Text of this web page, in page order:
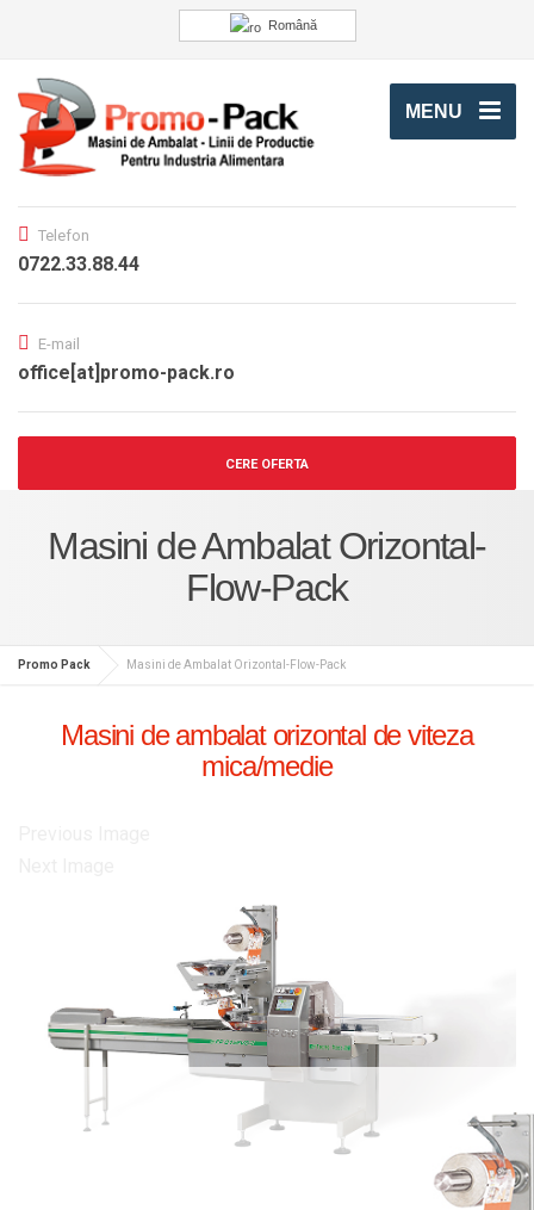
Română
MENU
Telefon
0722.33.88.44
E-mail
office[at]promo-pack.ro
CERE OFERTA
Masini de Ambalat Orizontal-
Flow-Pack
Promo Pack Masini de Ambalat Orizontal-Flow-Pack
Masini de ambalat orizontal de viteza
mica/medie